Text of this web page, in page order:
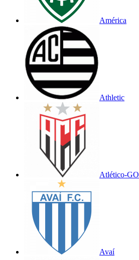
América
Athletic
Atlético-GO
Avaí